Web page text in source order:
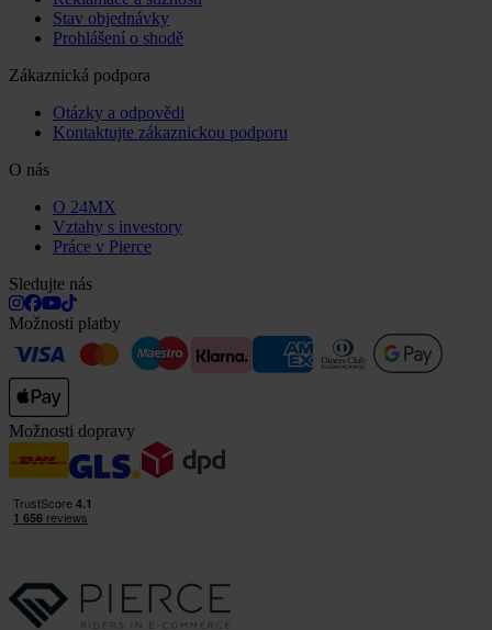
Stav objednávky
Prohlášení o shodě
Zákaznická podpora
Otázky a odpovědi
Kontaktujte zákaznickou podporu
O nás
O 24MX
Vztahy s investory
Práce v Pierce
Sledujte nás
Možnosti platby
Možnosti dopravy